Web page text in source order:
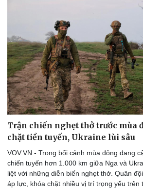
Trận chiến nghẹt thở trước mùa
chặt tiền tuyến, Ukraine lùi sâu
VOV.VN - Trong bối cảnh mùa đông đang
chiến tuyến hơn 1.000 km giữa Nga và
liệt với những diễn biến nghẹt thở. Quân
áp lực, khóa chặt nhiều vị trí trọng yếu trên